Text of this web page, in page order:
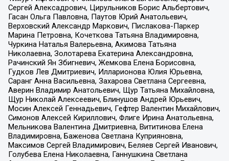
Сергей Алексадрович, Цирульников Борис Альбертович,
Гасан Ольга Павловна, Паутов Юрий Анатольевич,
Верховский Александр Маркович, Пислакова-Паркер
Марина Петровна, Кочеткова Татьяна Владимировна,
Чуркина Наталья Валерьевна, Акимова Татьяна
Николаевна, Золотарева Екатерина Александровна,
Рачинский Ян Збигневич, Жемкова Елена Борисовна,
Гудков Лев Дмитриевич, Илларионова Юлия Юрьевна,
Саранг Анна Васильевна, Захарова Светлана Сергеевна,
Аверин Владимир Анатольевич, Щур Татьяна Михайловна,
Щур Николай Алексеевич, Блинушов Андрей Юрьевич,
Мосин Алексей Геннадьевич, Гефтер Валентин Михайлович,
Симонов Алексей Кириллович, Флиге Ирина Анатольевна,
Мельникова Валентина Дмитриевна, Вититинова Елена
Владимировна, Баженова Светлана Куприяновна,
Максимов Сергей Владимирович, Беляев Сергей Иванович,
Голубева Елена Николаевна, Ганнушкина Светлана